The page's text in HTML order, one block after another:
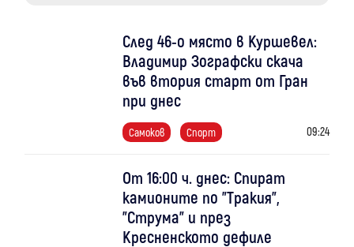
След 46-о място в Куршевел:
Владимир Зографски скача
във втория старт от Гран
при днес
Самоков Спорт 09:24
От 16:00 ч. днес: Спират
камионите по "Тракия",
"Струма" и през
Кресненското дефиле